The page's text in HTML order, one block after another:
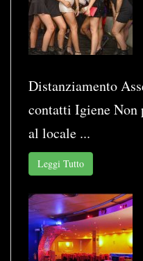
Distanziamento
contatti Igiene Non
al locale ...
Leggi Tutto